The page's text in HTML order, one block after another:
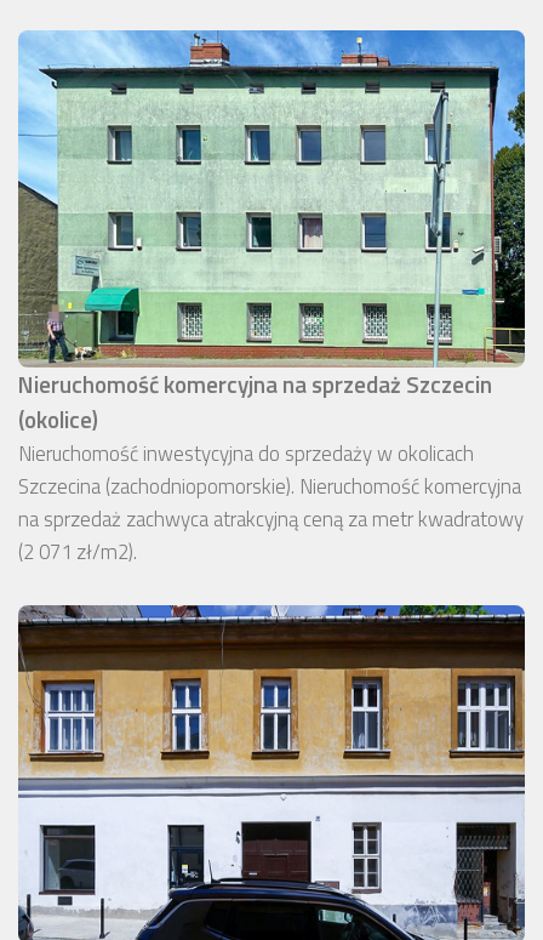
Nieruchomość komercyjna na sprzedaż Szczecin
(okolice)
Nieruchomość inwestycyjna do sprzedaży w okolicach
Szczecina (zachodniopomorskie). Nieruchomość komercyjna
na sprzedaż zachwyca atrakcyjną ceną za metr kwadratowy
(2 071 zł/m2).